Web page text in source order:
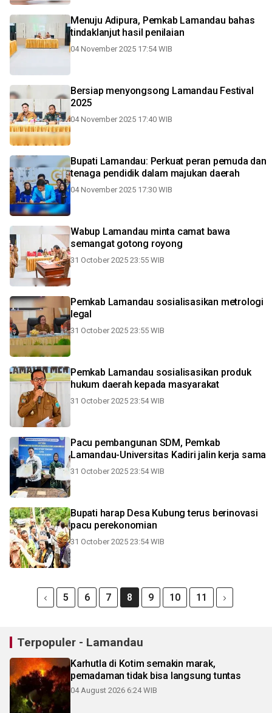
Menuju Adipura, Pemkab Lamandau bahas
tindaklanjut hasil penilaian
04 November 2025 17:54 WIB
Bersiap menyongsong Lamandau Festival
2025
04 November 2025 17:40 WIB
Bupati Lamandau: Perkuat peran pemuda dan
tenaga pendidik dalam majukan daerah
04 November 2025 17:30 WIB
Wabup Lamandau minta camat bawa
semangat gotong royong
31 October 2025 23:55 WIB
Pemkab Lamandau sosialisasikan metrologi
legal
31 October 2025 23:55 WIB
Pemkab Lamandau sosialisasikan produk
hukum daerah kepada masyarakat
31 October 2025 23:54 WIB
Pacu pembangunan SDM, Pemkab
Lamandau-Universitas Kadiri jalin kerja sama
31 October 2025 23:54 WIB
Bupati harap Desa Kubung terus berinovasi
pacu perekonomian
31 October 2025 23:54 WIB
5 6 7 8 9 10 11
Terpopuler - Lamandau
Karhutla di Kotim semakin marak,
pemadaman tidak bisa langsung tuntas
04 August 2026 6:24 WIB